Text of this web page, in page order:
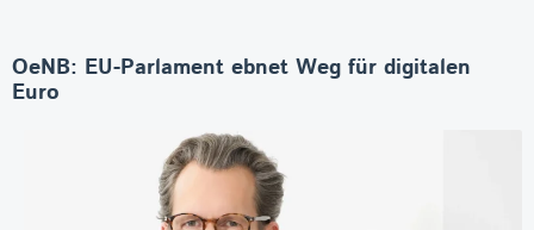
OeNB: EU-Parlament ebnet Weg für digitalen
Euro